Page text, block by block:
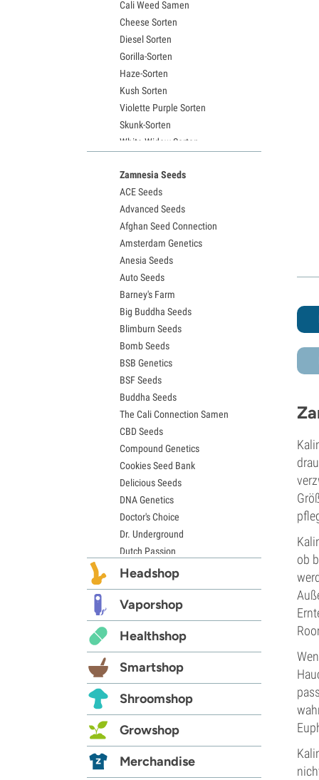
ob
Cali Weed Samen
Cheese Sorten
Diesel Sorten
Gorilla-Sorten
Haze-Sorten
Kush Sorten
Violette Purple Sorten
Skunk-Sorten
White Widow Sorten
Granddaddy Purple Samen
OG Kush Samen
Blue Dream Samen
Lemon Haze Samen
Bruce Banner Samen
Gelato Samen
Sour Diesel Samen
Jack Herer Samen
Girl Scout Cookies Samen
Wedding Cake Samen
Zkittlez Samen
Pineapple Express Samen
Chemdawg Samen
Hindu Kush Samen
Mimosa Samen
Zamnesia Seeds
ACE Seeds
Advanced Seeds
Afghan Seed Connection
Amsterdam Genetics
Anesia Seeds
Auto Seeds
Barney's Farm
Big Buddha Seeds
Blimburn Seeds
Bomb Seeds
BSB Genetics
BSF Seeds
Buddha Seeds
The Cali Connection Samen
CBD Seeds
Compound Genetics
Cookies Seed Bank
Delicious Seeds
DNA Genetics
Doctor's Choice
Dr. Underground
Dutch Passion
Elite Seeds
Exotic Seed
Expert Seeds
FastBuds
Female Seeds
French Touch Seeds
Garden of Green
GeneSeeds
G13 Labs
Grass-O-Matic
Headshop
Vaporshop
Healthshop
Smartshop
Shroomshop
Growshop
Merchandise